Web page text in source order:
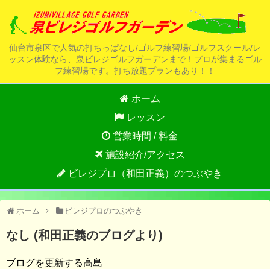
仙台市泉区で人気の打ちっぱなし/ゴルフ練習場/ゴルフスクール/レ
ッスン体験なら、泉ビレジゴルフガーデンまで！プロが集まるゴル
フ練習場です。打ち放題プランもあり！！
ホーム
レッスン
営業時間 / 料金
施設紹介/アクセス
ビレジプロ（和田正義）のつぶやき
ホーム ビレジプロのつぶやき
なし (和田正義のブログより)
ブログを更新する高島